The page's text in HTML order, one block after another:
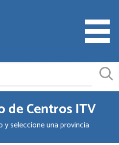
de Centros ITV
seleccione una provincia